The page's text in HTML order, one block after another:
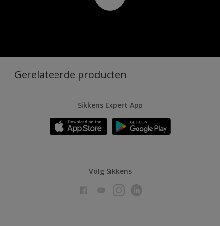
Gerelateerde producten
Sikkens Expert App
Volg Sikkens